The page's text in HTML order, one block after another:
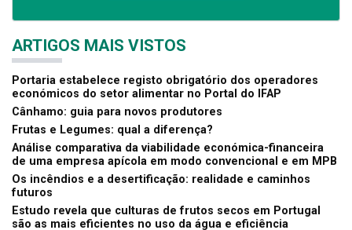
ARTIGOS MAIS VISTOS
Portaria estabelece registo obrigatório dos operadores
económicos do setor alimentar no Portal do IFAP
Cânhamo: guia para novos produtores
Frutas e Legumes: qual a diferença?
Análise comparativa da viabilidade económica-financeira
de uma empresa apícola em modo convencional e em MPB
Os incêndios e a desertificação: realidade e caminhos
futuros
Estudo revela que culturas de frutos secos em Portugal
são as mais eficientes no uso da água e eficiência